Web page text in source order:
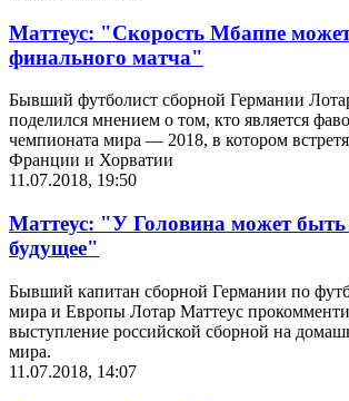
Маттеус: "Скорость Мбаппе
финального матча"
Бывший футболист сборной Германии
поделился мнением о том, кто является
чемпионата мира — 2018, в котором
Франции и Хорватии
11.07.2018, 19:50
Маттеус: "У Головина может быть
будущее"
Бывший капитан сборной Германии по
мира и Европы Лотар Маттеус
выступление российской сборной на
мира.
11.07.2018, 14:07